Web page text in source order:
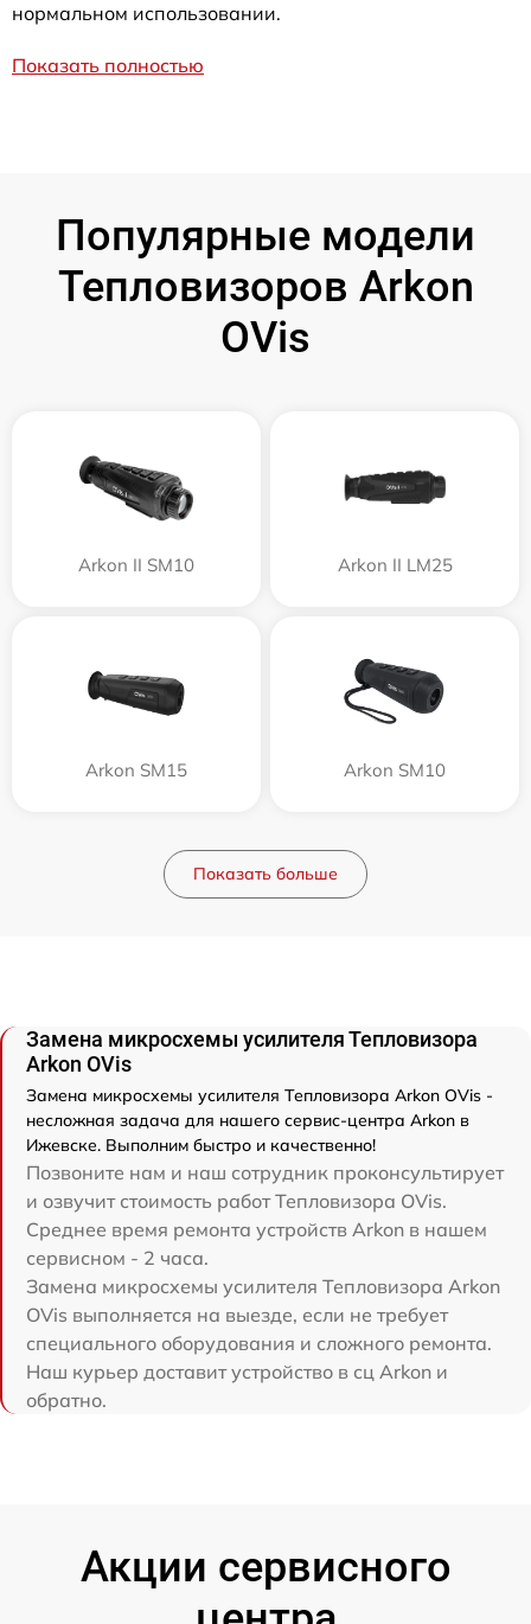
нормальном использовании.
Показать полностью
Популярные модели
Тепловизоров Arkon
OVis
Arkon II SM10 Arkon II LM25
Arkon SM15 Arkon SM10
Показать больше
Замена микросхемы усилителя Тепловизора
Arkon OVis
Замена микросхемы усилителя Тепловизора Arkon OVis -
несложная задача для нашего сервис-центра Arkon в
Ижевске. Выполним быстро и качественно!
Позвоните нам и наш сотрудник проконсультирует
и озвучит стоимость работ Тепловизора OVis.
Среднее время ремонта устройств Arkon в нашем
сервисном - 2 часа.
Замена микросхемы усилителя Тепловизора Arkon
OVis выполняется на выезде, если не требует
специального оборудования и сложного ремонта.
Наш курьер доставит устройство в сц Arkon и
обратно.
Акции сервисного